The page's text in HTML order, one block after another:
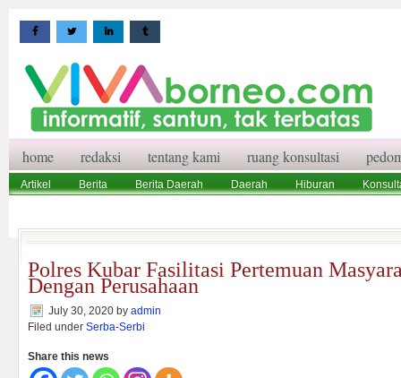
home redaksi tentang kami ruang konsultasi
Artikel Berita Berita Daerah Daerah Hiburan
Polres Kubar Fasilitasi Pertemuan
Dengan Perusahaan
July 30, 2020 by admin
Filed under Serba-Serbi
Share this news